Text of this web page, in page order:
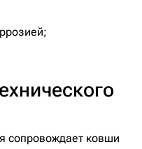
сопровождает ковши